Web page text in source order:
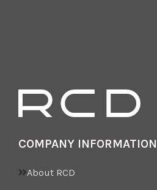
COMPANY INFORMATION
About RCD